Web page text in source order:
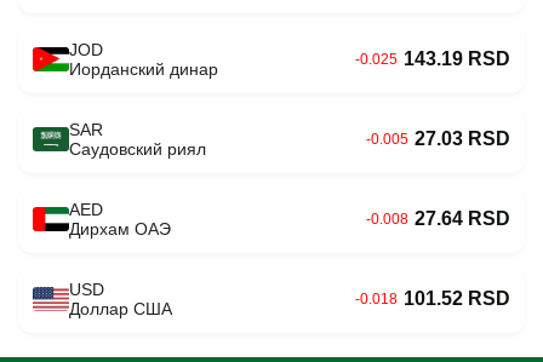
JOD
Иорданский динар
-0.025 143.19 RSD
SAR
Саудовский риял
-0.005 27.03 RSD
AED
Дирхам ОАЭ
-0.008 27.64 RSD
USD
Доллар США
-0.018 101.52 RSD